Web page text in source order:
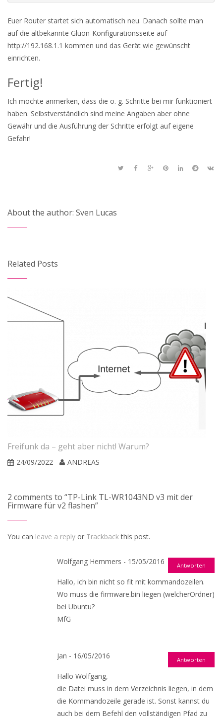
Euer Router startet sich automatisch neu. Danach sollte man
auf die altbekannte Gluon-Konfigurationsseite auf
http://192.168.1.1 kommen und das Gerät wie gewünscht
einrichten.
Fertig!
Ich möchte anmerken, dass die o. g. Schritte bei mir funktioniert
haben. Selbstverständlich sind meine Angaben aber ohne
Gewähr und die Ausführung der Schritte erfolgt auf eigene
Gefahr!
About the author: Sven Lucas
Related Posts
Freifunk da – geht aber nicht! Warum?
24/09/2022 ANDREAS
2 comments to “TP-Link TL-WR1043ND v3 mit der
Firmware für v2 flashen”
You can leave a reply or Trackbackthis post.
Wolfgang Hemmers - 15/05/2016 Antworten
Hallo, ich bin nicht so fit mit kommandozeilen.
Wo muss die firmware.bin liegen (welcherOrdner)
bei Ubuntu?
MfG
Jan - 16/05/2016 Antworten
Hallo Wolfgang,
die Datei muss in dem Verzeichnis liegen, in dem
die Kommandozeile gerade ist. Sonst kannst du
auch bei dem Befehl den vollständigen Pfad zu